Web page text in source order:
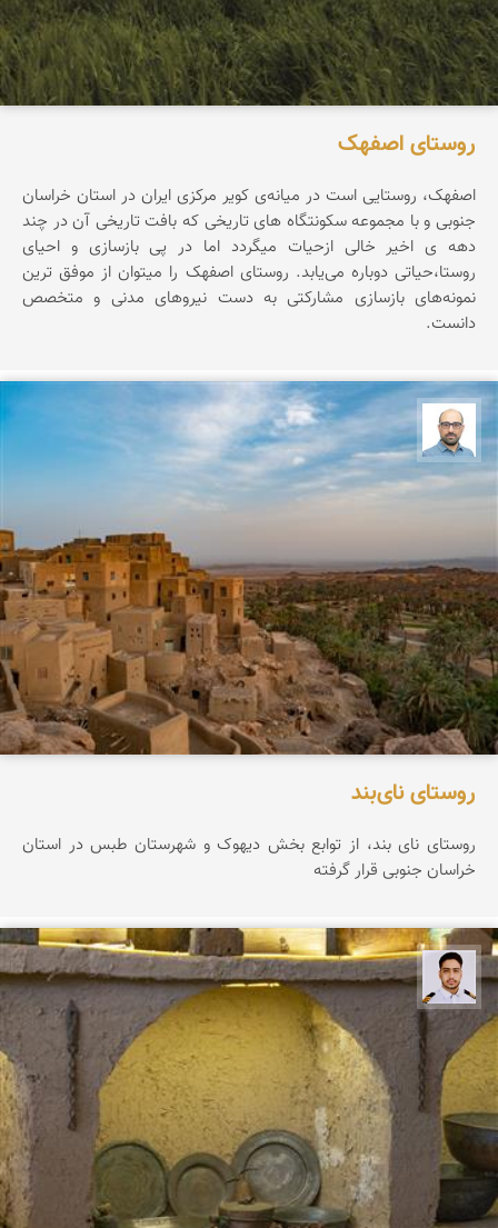
روستای اصفهک
اصفهک، روستایی است در میانه‌ی کویر مرکزی ایران در استان خراسان
جنوبی و با مجموعه سکونتگاه های تاریخی که بافت تاریخی آن در چند
دهه ی اخیر خالی ازحیات میگردد اما در پی بازسازی و احیای
روستا،حیاتی دوباره می‌یابد. روستای اصفهک را میتوان از موفق ‌ترین
نمونه‌های بازسازی مشارکتی به دست نیروهای مدنی و متخصص
دانست.
بابک ارجمندی
روستای نای‌بند
روستای نای بند، از توابع بخش دیهوک و شهرستان طبس در استان
خراسان جنوبی قرار گرفته
سعید جواهری